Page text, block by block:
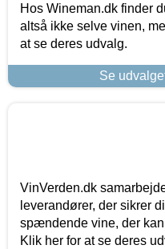
Hos Wineman.dk finder
altså ikke selve vinen,
at se deres udvalg.
Se
VinVerden.dk
leverandører, der sikrer
spændende vine, der
Klik her for at se deres